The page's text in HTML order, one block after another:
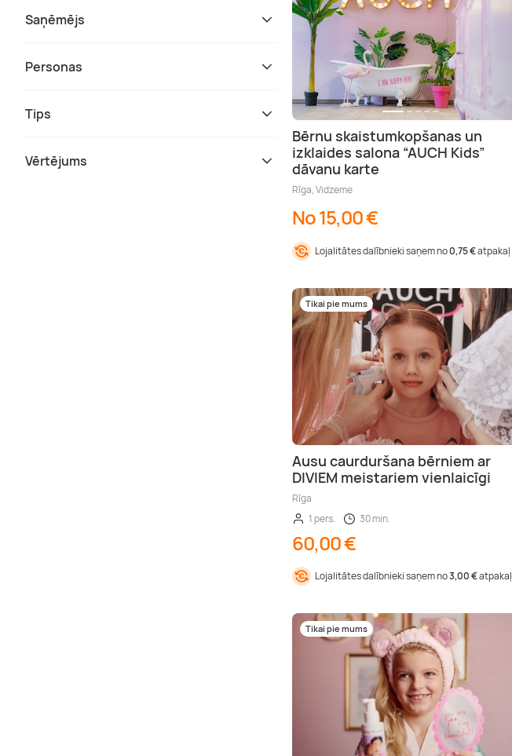
Saņēmējs
Personas
Tips
Vērtējums
Bērnu skaistumkopšanas un
izklaides salona “AUCH Kids”
dāvanu karte
Rīga, Vidzeme
No 15,00 €
Lojalitātes dalībnieki saņem no0,75 €atpakaļ
Tikai pie mums
Ausu caurduršana bērniem ar
DIVIEM meistariem vienlaicīgi
Rīga
1 pers.
30 min.
60,00 €
Lojalitātes dalībnieki saņem no3,00 €atpakaļ
Tikai pie mums